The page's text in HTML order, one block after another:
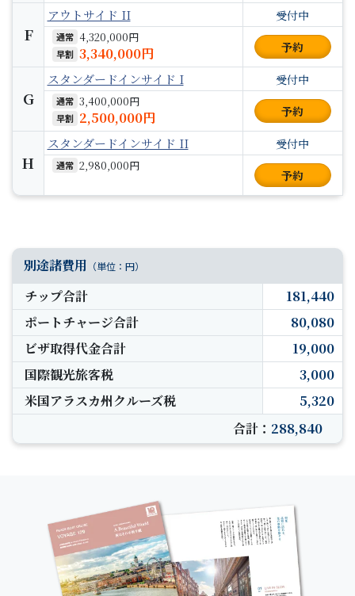
F
アウトサイド II 受付中
通常 4,320,000円
早割 3,340,000円 予約
G
スタンダードインサイド I 受付中
通常 3,400,000円
早割 2,500,000円 予約
H
スタンダードインサイド II 受付中
通常 2,980,000円
予約
別途諸費用 （単位：円）
チップ合計
181,440
ポートチャージ合計
80,080
ビザ取得代金合計
19,000
国際観光旅客税
3,000
米国アラスカ州クルーズ税
5,320
合計： 288,840